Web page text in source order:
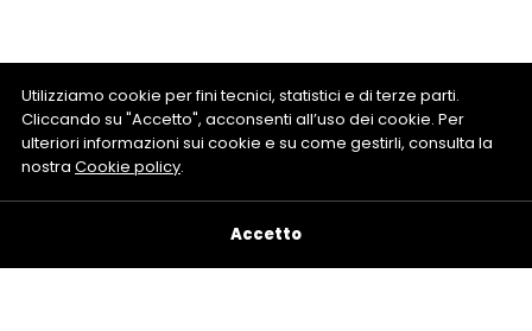
Utilizziamo cookie per fini tecnici, statistici e di terze parti.
Cliccando su "Accetto", acconsenti all’uso dei cookie. Per
ulteriori informazioni sui cookie e su come gestirli, consulta la
nostra Cookie policy.
Accetto